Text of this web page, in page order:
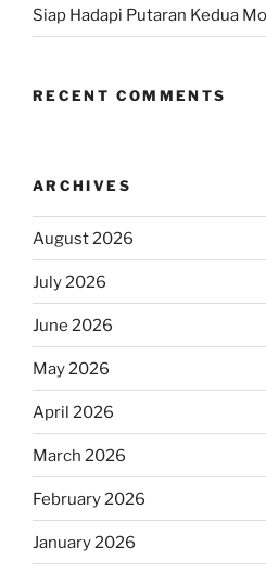
Siap Hadapi Putaran Kedua
RECENT COMMENTS
ARCHIVES
August 2026
July 2026
June 2026
May 2026
April 2026
March 2026
February 2026
January 2026